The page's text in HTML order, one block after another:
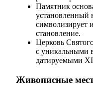
Памятник
установленный
символизирует
становление.
Церковь
с уникальными
датируемыми
Живописные